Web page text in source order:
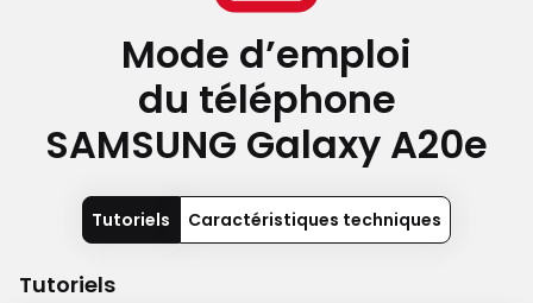
Mode d’emploi
du téléphone
SAMSUNG Galaxy A20e
Tutoriels Caractéristiques techniques
Tutoriels